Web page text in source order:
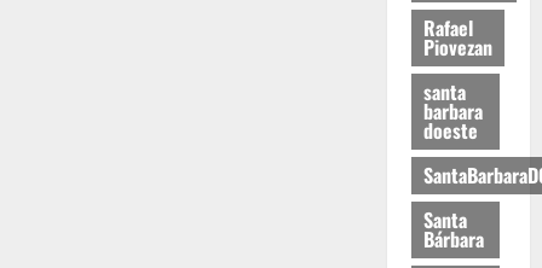
Rafael
Piovezan
santa
barbara
doeste
Santa
Bárbara